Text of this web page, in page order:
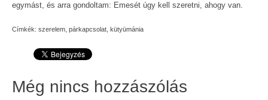
egymást, és arra gondoltam: Emesét úgy kell szeretni, ahogy van.
Címkék: szerelem párkapcsolat kütyümánia
Még nincs hozzászólás